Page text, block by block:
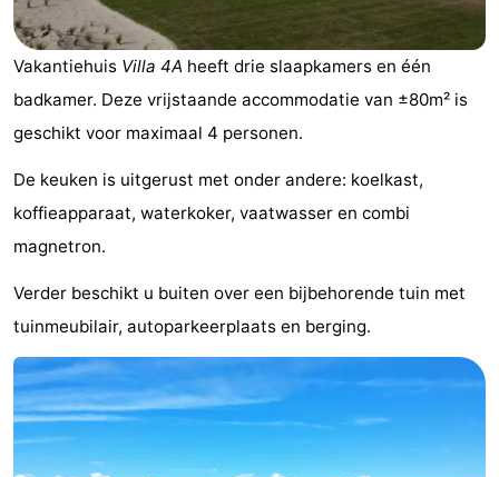
-
Bad
Meersee
-
Beach
Resort
Nieuwvliet-
Bad
-
De
Meulinge
-
EuroParcs
Cadzand
-
Hoogduin
-
Noordzee
Résidence
Cadzand-
-
Resort
Nieuwvliet-
-
Schoneveld
-
Vakantiehuis Villa 4A heeft drie slaapkamers en één
badkamer. Deze vrijstaande accommodatie van ±80m² is
geschikt voor maximaal 4 personen.
De keuken is uitgerust met onder andere: koelkast,
koffieapparaat, waterkoker, vaatwasser en combi
magnetron.
Verder beschikt u buiten over een bijbehorende tuin met
tuinmeubilair, autoparkeerplaats en berging.